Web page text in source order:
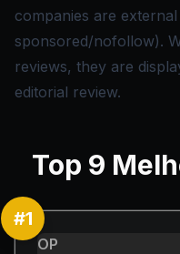
companies are
sponsored/nofollow).
reviews, they are
editorial review.
Top 9
#1
OP